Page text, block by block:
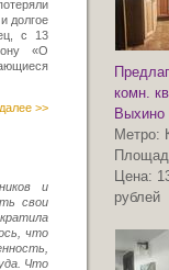
долгое
с 13
«О
>>
и
свои
что
Что
комн.
Выхино
Метро:
Цена:
рублей